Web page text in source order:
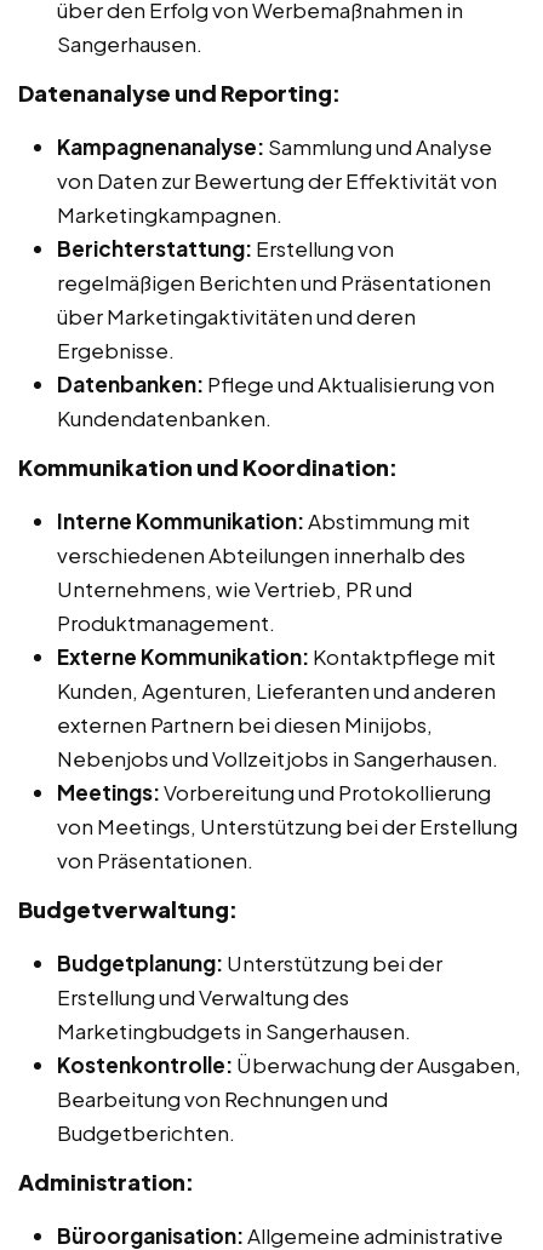
über den Erfolg von Werbemaßnahmen in
Sangerhausen.
Datenanalyse und Reporting:
Kampagnenanalyse: Sammlung und Analyse
von Daten zur Bewertung der Effektivität von
Marketingkampagnen.
Berichterstattung: Erstellung von
regelmäßigen Berichten und Präsentationen
über Marketingaktivitäten und deren
Ergebnisse.
Datenbanken: Pflege und Aktualisierung von
Kundendatenbanken.
Kommunikation und Koordination:
Interne Kommunikation:Abstimmung mit
verschiedenen Abteilungen innerhalb des
Unternehmens, wie Vertrieb, PR und
Produktmanagement.
Externe Kommunikation: Kontaktpflege mit
Kunden, Agenturen, Lieferanten und anderen
externen Partnern bei diesen Minijobs,
Nebenjobs und Vollzeitjobs in Sangerhausen.
Meetings:Vorbereitung und Protokollierung
von Meetings, Unterstützung bei der Erstellung
von Präsentationen.
Budgetverwaltung:
Budgetplanung: Unterstützung bei der
Erstellung und Verwaltung des
Marketingbudgets in Sangerhausen.
Kostenkontrolle: Überwachung der Ausgaben,
Bearbeitung von Rechnungen und
Budgetberichten.
Administration:
Büroorganisation:Allgemeine administrative